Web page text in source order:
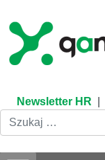
content
Newsletter HR